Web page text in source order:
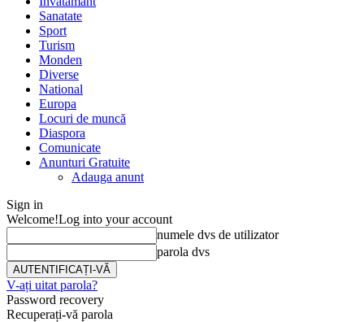
Sanatate
Sport
Turism
Monden
Diverse
National
Europa
Locuri de muncă
Diaspora
Comunicate
Anunturi Gratuite
Adauga anunt
Sign in
Welcome!Log into your account
numele dvs de utilizator
parola dvs
V-ați uitat parola?
Password recovery
Recuperați-vă parola